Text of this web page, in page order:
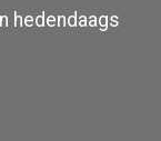
hedendaags